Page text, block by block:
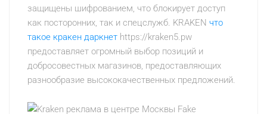
защищены шифрованием, что блокирует доступ
как посторонних, так и спецслужб. KRAKEN что
такое кракен даркнет https://kraken5.pw
предоставляет огромный выбор позиций и
добросовестных магазинов, предоставляющих
разнообразие высококачественных предложений.